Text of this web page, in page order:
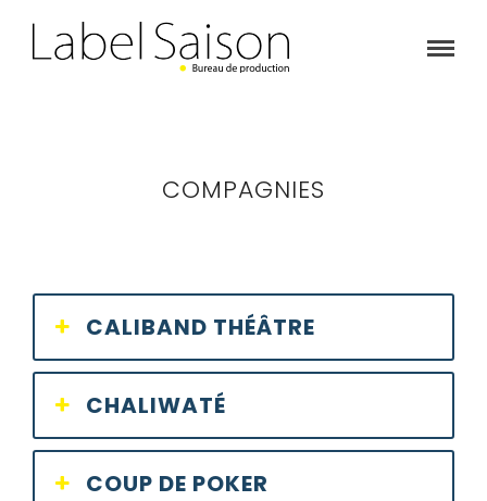
COMPAGNIES
CALIBAND THÉÂTRE
CHALIWATÉ
COUP DE POKER